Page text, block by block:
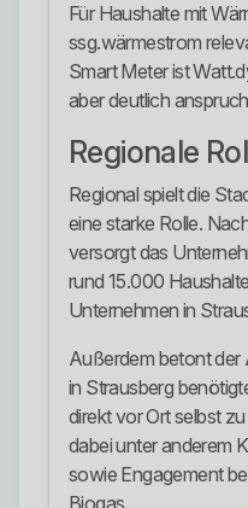
Für Haushalte mit
ssg.wärmestrom
Smart Meter ist
aber deutlich
Regionale
Regional spielt die
eine starke Rolle.
versorgt das
rund 15.000
Unternehmen in
Außerdem betont der
in Strausberg
direkt vor Ort selbst
dabei unter anderem
sowie Engagement